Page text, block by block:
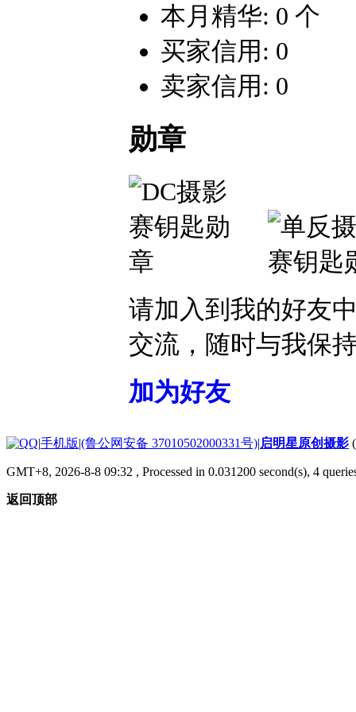
本月精华: 0 个
买家信用: 0
卖家信用: 0
勋章
请加入到我的好友
交流，随时与我保
加为好友
|手机版|(鲁公网安备 37010502000331号)|启明星原创摄影
GMT+8, 2026-8-8 09:32 , Processed in 0.031200 second(s), 4
返回顶部